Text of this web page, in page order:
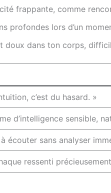
frappante, comme
profondes lors d’un
doux dans ton corps,
c’est du hasard. »
d’intelligence sensible,
écouter sans analyser
ressenti